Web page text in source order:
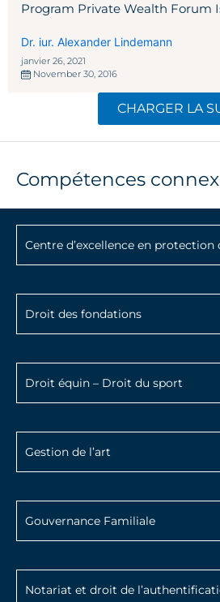
Program Private Wealth Forum
Dr. iur. Alexander Lindemann
janvier 26, 2021
November 30, 2016
CHARGER LA
Compétences
Centre d’excellence en
Droit des fondations
Droit équin – Droit du sport
Gestion de l’art
Gouvernance Familiale
Notariat et droit de